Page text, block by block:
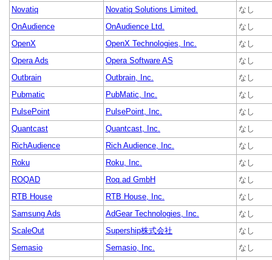
Novatiq Novatiq Solutions Limited.
なし
OnAudience
OnAudience Ltd.
なし
OpenX
OpenX Technologies, Inc.
なし
Opera Ads
Opera Software AS
なし
Outbrain
Outbrain, Inc.
なし
Pubmatic
PubMatic, Inc.
なし
PulsePoint
PulsePoint, Inc.
なし
Quantcast
Quantcast, Inc.
なし
RichAudience
Rich Audience, Inc.
なし
Roku
Roku, Inc.
なし
ROQAD
Roq.ad GmbH
なし
RTB House
RTB House, Inc.
なし
Samsung Ads
AdGear Technologies, Inc.
なし
ScaleOut
Supership株式会社
なし
Semasio
Semasio, Inc.
なし